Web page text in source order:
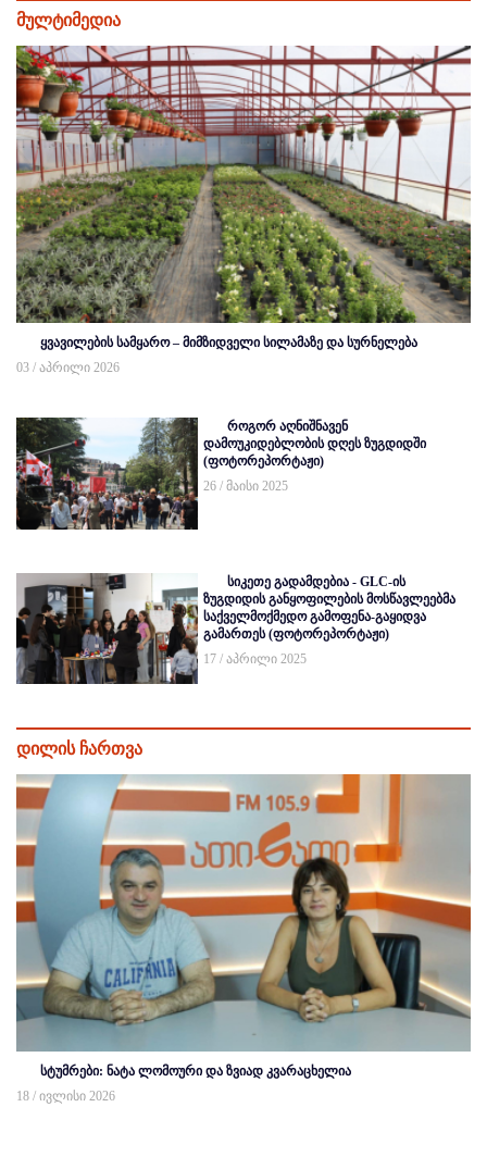
მულტიმედია
ყვავილების სამყარო – მიმზიდველი სილამაზე და სურნელება
03 / აპრილი 2026
როგორ აღნიშნავენ
დამოუკიდებლობის დღეს ზუგდიდში
(ფოტორეპორტაჟი)
26 / მაისი 2025
სიკეთე გადამდებია - GLC-ის
ზუგდიდის განყოფილების მოსწავლეებმა
საქველმოქმედო გამოფენა-გაყიდვა
გამართეს (ფოტორეპორტაჟი)
17 / აპრილი 2025
დილის ჩართვა
სტუმრები: ნატა ლომოური და ზვიად კვარაცხელია
18 / ივლისი 2026